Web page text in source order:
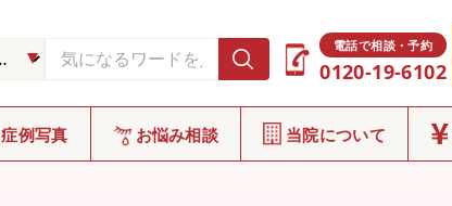
電話で相談・予約
0120-19-6102
症例写真 お悩み相談 当院について